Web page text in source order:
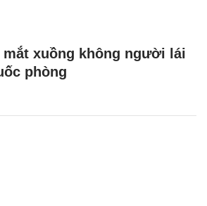
mắt xuồng không người lái
phòng